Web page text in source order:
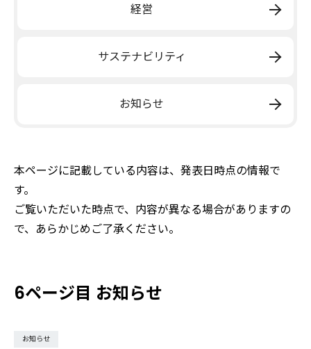
経営
サステナビリティ
お知らせ
本ページに記載している内容は、発表日時点の情報で
す。
ご覧いただいた時点で、内容が異なる場合がありますの
で、あらかじめご了承ください。
6ページ目 お知らせ
お知らせ